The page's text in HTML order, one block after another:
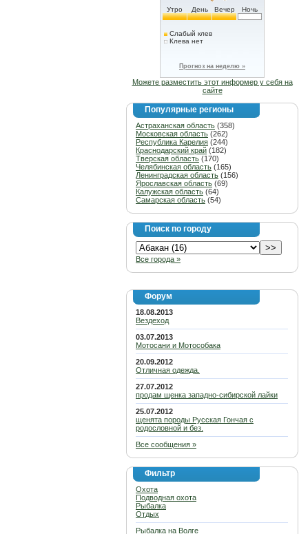
Утро День Вечер Ночь
Слабый клев
Клева нет
Прогноз на неделю »
Можете разместить этот информер у себя на
сайте
Популярные регионы
Астраханская область (358)
Московская область (262)
Республика Карелия (244)
Краснодарский край (182)
Тверская область (170)
Челябинская область (165)
Ленинградская область (156)
Ярославская область (69)
Калужская область (64)
Самарская область (54)
Поиск по городу
Все города »
Форум
18.08.2013
Вездеход
03.07.2013
Мотосани и Мотособака
20.09.2012
Отличная одежда.
27.07.2012
продам щенка западно-сибирской лайки
25.07.2012
щенята породы Русская Гончая с
родословной и без.
Все сообщения »
Фильтр
Охота
Подводная охота
Рыбалка
Отдых
Рыбалка на Волге